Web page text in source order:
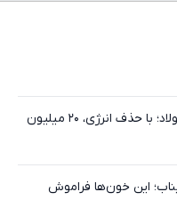
هشدار مشاور وزیر صمت درباره آینده فولاد؛ با حذف انرژی، ۲۰ میلیون
این خون‌ها فراموش